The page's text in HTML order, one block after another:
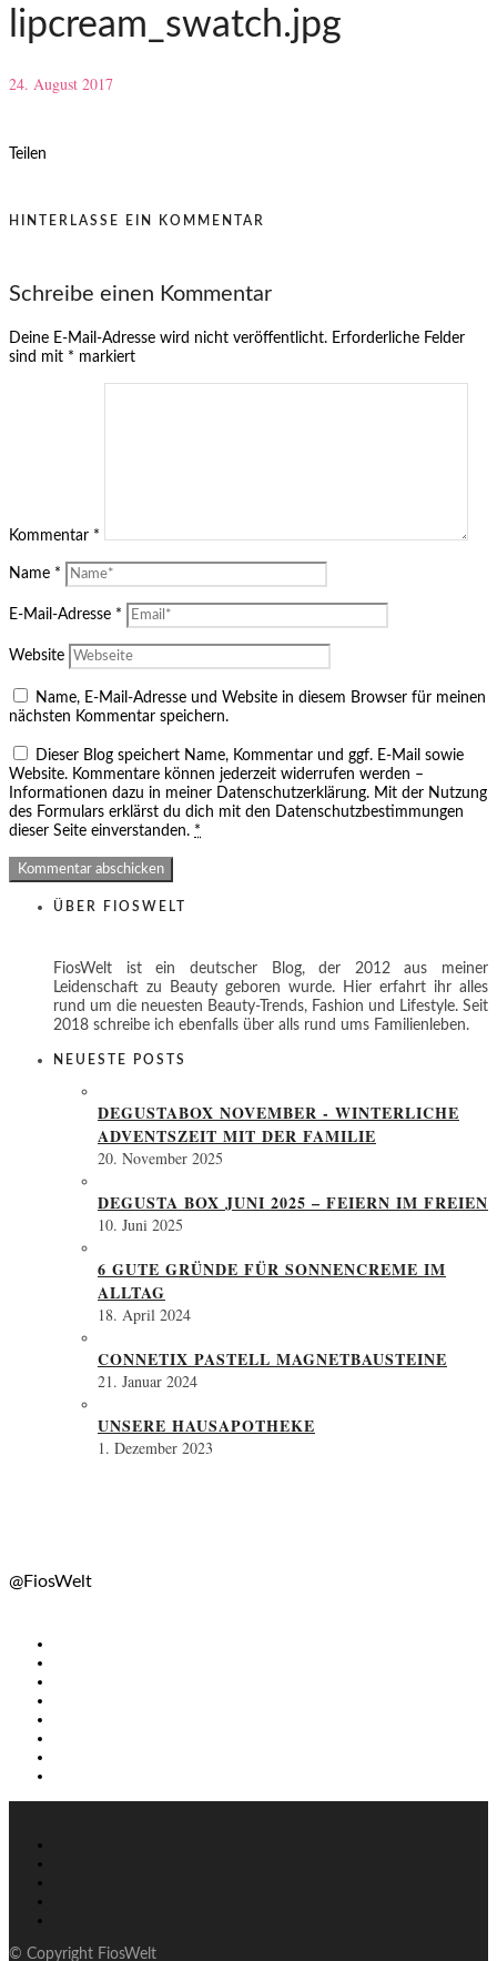
lipcream_swatch.jpg
24. August 2017
Teilen
HINTERLASSE EIN KOMMENTAR
Schreibe einen Kommentar
Deine E-Mail-Adresse wird nicht veröffentlicht. Erforderliche Felder
sind mit * markiert
Kommentar *
Name *
E-Mail-Adresse *
Website
Name, E-Mail-Adresse und Website in diesem Browser für meinen
nächsten Kommentar speichern.
Dieser Blog speichert Name, Kommentar und ggf. E-Mail sowie
Website. Kommentare können jederzeit widerrufen werden –
Informationen dazu in meiner Datenschutzerklärung. Mit der Nutzung
des Formulars erklärst du dich mit den Datenschutzbestimmungen
dieser Seite einverstanden. *
ÜBER FIOSWELT
FiosWelt ist ein deutscher Blog, der 2012 aus meiner
Leidenschaft zu Beauty geboren wurde. Hier erfahrt ihr alles
rund um die neuesten Beauty-Trends, Fashion und Lifestyle. Seit
2018 schreibe ich ebenfalls über alls rund ums Familienleben.
NEUESTE POSTS
DEGUSTABOX NOVEMBER - WINTERLICHE
ADVENTSZEIT MIT DER FAMILIE
20. November 2025
DEGUSTA BOX JUNI 2025 – FEIERN IM FREIEN
10. Juni 2025
6 GUTE GRÜNDE FÜR SONNENCREME IM
ALLTAG
18. April 2024
CONNETIX PASTELL MAGNETBAUSTEINE
21. Januar 2024
UNSERE HAUSAPOTHEKE
1. Dezember 2023
@FiosWelt
© Copyright FiosWelt